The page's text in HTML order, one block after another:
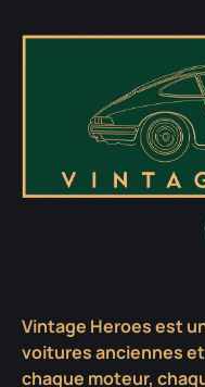
Vintage Heroes est
voitures anciennes
chaque moteur,